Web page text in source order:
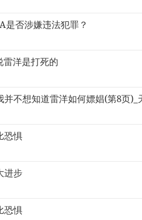
是否涉嫌违法犯罪？
雷洋是打死的
并不想知道雷洋如何嫖娼(第8页
恐惧
进步
恐惧